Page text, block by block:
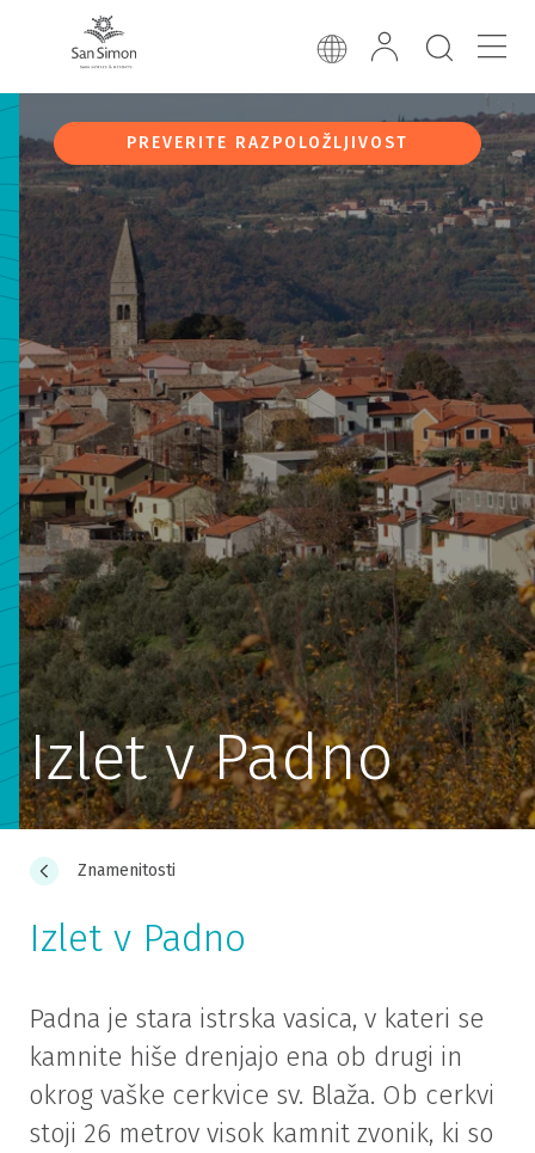
PREVERITE RAZPOLOŽLJIVOST
Izlet v Padno
Znamenitosti
Izlet v Padno
Padna je stara istrska vasica, v kateri se
kamnite hiše drenjajo ena ob drugi in
okrog vaške cerkvice sv. Blaža. Ob cerkvi
stoji 26 metrov visok kamnit zvonik, ki so